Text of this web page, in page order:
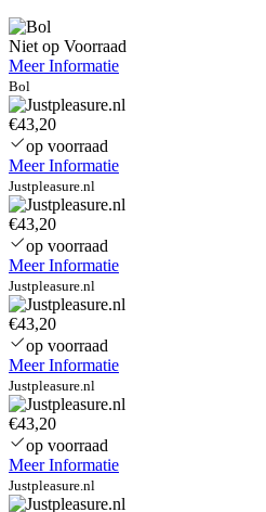
Niet op Voorraad
Meer Informatie
Bol
€43,20
op voorraad
Meer Informatie
Justpleasure.nl
€43,20
op voorraad
Meer Informatie
Justpleasure.nl
€43,20
op voorraad
Meer Informatie
Justpleasure.nl
€43,20
op voorraad
Meer Informatie
Justpleasure.nl